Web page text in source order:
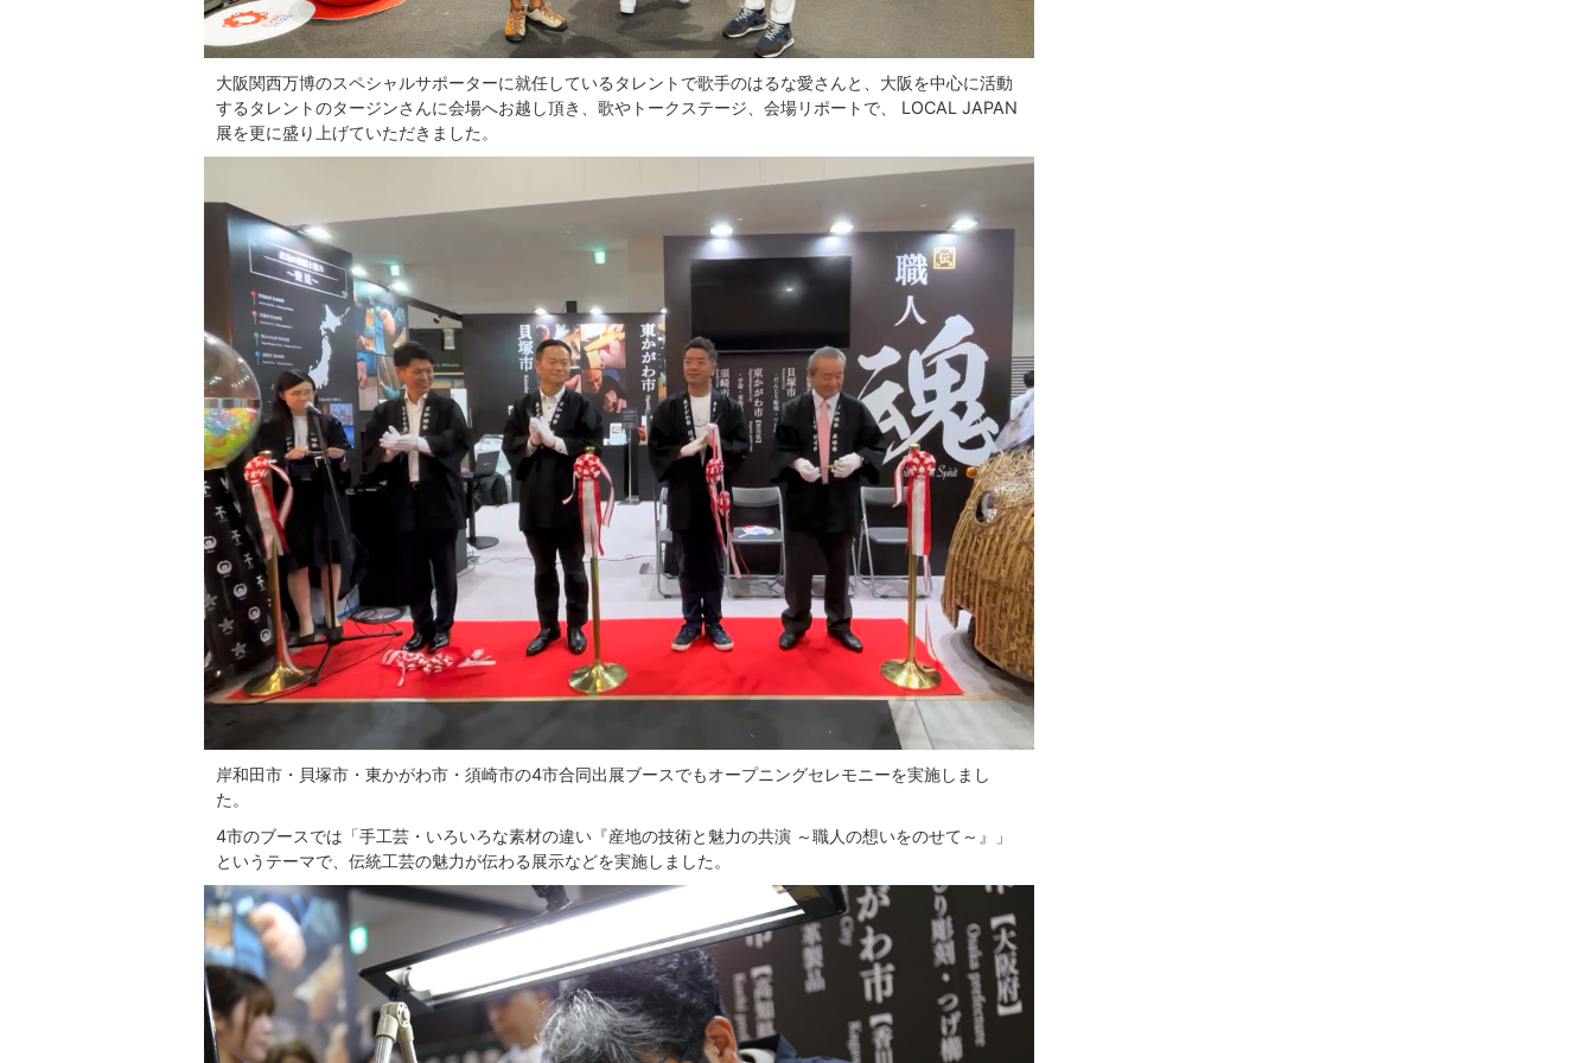
大阪関西万博のスペシャルサポーターに就任しているタレントで歌手のはるな愛さんと、大阪を中心に活動
するタレントのタージンさんに会場へお越し頂き、歌やトークステージ、会場リポートで、 LOCAL JAPAN
展を更に盛り上げていただきました。
岸和田市・貝塚市・東かがわ市・須崎市の4市合同出展ブースでもオープニングセレモニーを実施しまし
た。
4市のブースでは「手工芸・いろいろな素材の違い『産地の技術と魅力の共演 ～職人の想いをのせて～』」
というテーマで、伝統工芸の魅力が伝わる展示などを実施しました。